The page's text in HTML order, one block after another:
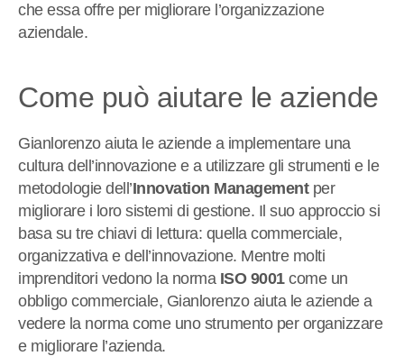
che essa offre per migliorare l’organizzazione
aziendale.
Come può aiutare le aziende
Gianlorenzo aiuta le aziende a implementare una
cultura dell’innovazione e a utilizzare gli strumenti e le
metodologie dell’Innovation Managementper
migliorare i loro sistemi di gestione. Il suo approccio si
basa su tre chiavi di lettura: quella commerciale,
organizzativa e dell’innovazione. Mentre molti
imprenditori vedono la norma ISO 9001come un
obbligo commerciale, Gianlorenzo aiuta le aziende a
vedere la norma come uno strumento per organizzare
e migliorare l’azienda.